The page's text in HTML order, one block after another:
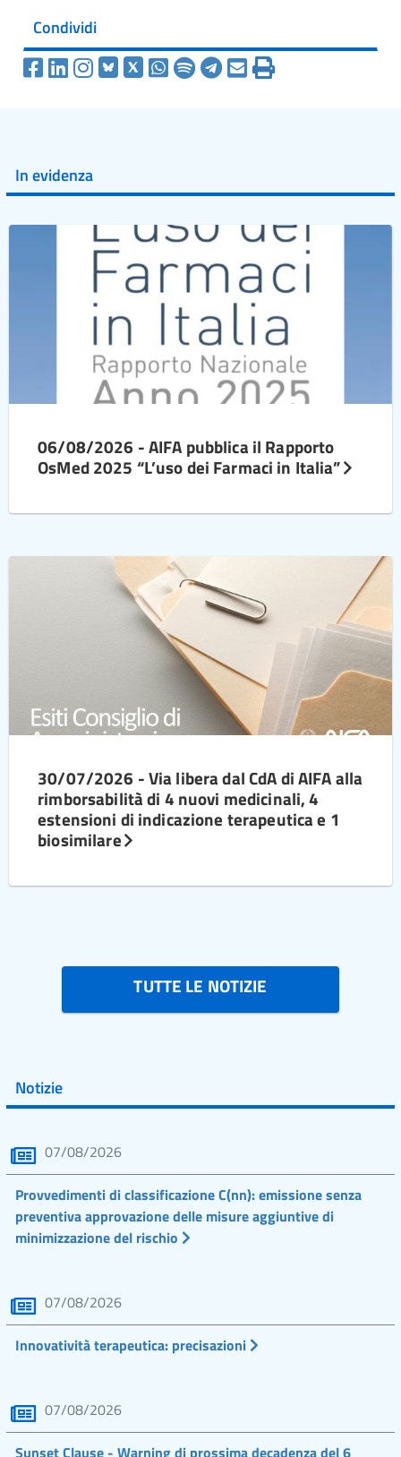
Condividi
In evidenza
06/08/2026 - AIFA pubblica il Rapporto
OsMed 2025 “L’uso dei Farmaci in Italia”
30/07/2026 - Via libera dal CdA di AIFA alla
rimborsabilità di 4 nuovi medicinali, 4
estensioni di indicazione terapeutica e 1
biosimilare
TUTTE LE NOTIZIE
Notizie
07/08/2026
Provvedimenti di classificazione C(nn): emissione senza
preventiva approvazione delle misure aggiuntive di
minimizzazione del rischio
07/08/2026
Innovatività terapeutica: precisazioni
07/08/2026